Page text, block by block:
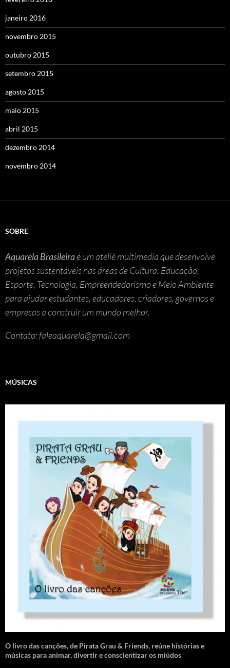
janeiro 2016
novembro 2015
outubro 2015
setembro 2015
agosto 2015
maio 2015
abril 2015
dezembro 2014
novembro 2014
SOBRE
Aquarela Brasileiraé um ateliê multimedia que desenvolve
projetos sustentáveis nas áreas de Cultura, Educação,
Esporte, Tecnologia, Empreendedorismo e Meio Ambiente
para ajudar estudantes, educadores, criadores, governos e
empresas a construir um mundo melhor.
Contato: faleaquarela@gmail.com
MÚSICAS
O livro das canções,de Pirata Grau & Friends, reúne histórias e
músicas para animar, divertir e conscientizar os miúdos